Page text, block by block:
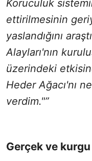
Koruculuk
ettirilmesinin
yaslandığını
Alayları'nın
üzerindeki
Heder Ağacı'nı
verdim."”
Gerçek ve